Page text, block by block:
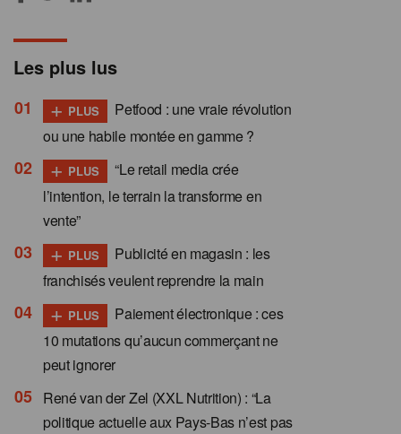
Les plus lus
+ PLUS
Petfood : une vraie révolution
ou une habile montée en gamme ?
+ PLUS
“Le retail media crée
l’intention, le terrain la transforme en
vente”
+ PLUS
Publicité en magasin : les
franchisés veulent reprendre la main
+ PLUS
Paiement électronique : ces
10 mutations qu’aucun commerçant ne
peut ignorer
René van der Zel (XXL Nutrition) : “La
politique actuelle aux Pays-Bas n’est pas